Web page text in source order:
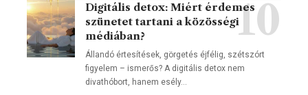
Digitális detox: Miért érdemes
szünetet tartani a közösségi
médiában?
Állandó értesítések, görgetés éjfélig, szétszórt
figyelem – ismerős? A digitális detox nem
divathóbort, hanem esély…